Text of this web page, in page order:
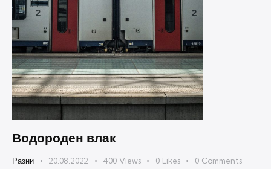
Водороден влак
Разни 20.08.2022 400 Views 0 Likes 0 Comments